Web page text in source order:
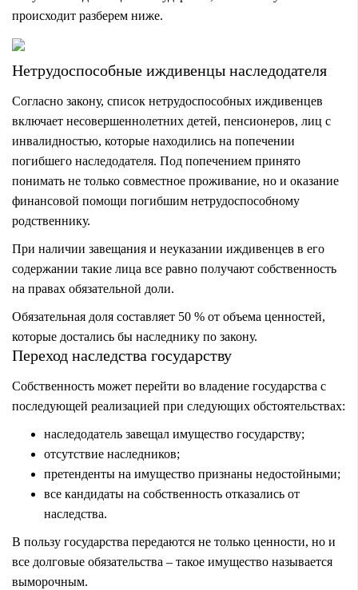
происходит разберем ниже.
Нетрудоспособные иждивенцы наследодателя
Согласно закону, список нетрудоспособных иждивенцев
включает несовершеннолетних детей, пенсионеров, лиц с
инвалидностью, которые находились на попечении
погибшего наследодателя. Под попечением принято
понимать не только совместное проживание, но и оказание
финансовой помощи погибшим нетрудоспособному
родственнику.
При наличии завещания и неуказании иждивенцев в его
содержании такие лица все равно получают собственность
на правах обязательной доли.
Обязательная доля составляет 50 % от объема ценностей,
которые достались бы наследнику по закону.
Переход наследства государству
Собственность может перейти во владение государства с
последующей реализацией при следующих обстоятельствах:
наследодатель завещал имущество государству;
отсутствие наследников;
претенденты на имущество признаны недостойными;
все кандидаты на собственность отказались от
наследства.
В пользу государства передаются не только ценности, но и
все долговые обязательства – такое имущество называется
выморочным.